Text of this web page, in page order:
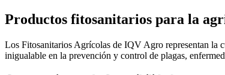
Productos fitosanitarios para la
Los Fitosanitarios Agrícolas de IQV Agro representan la
inigualable en la prevención y control de plagas,